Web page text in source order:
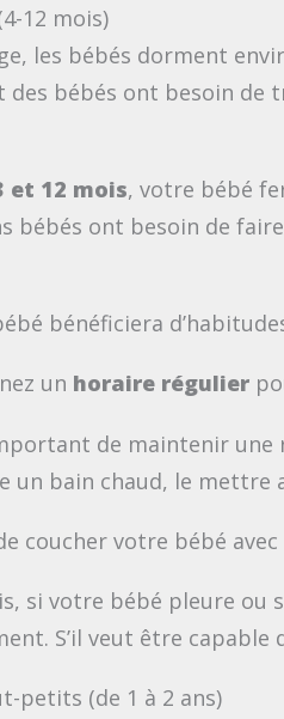
12 mois)
les bébés dorment
des bébés ont besoin de
et 12 mois, votre bébé
bébés ont besoin de
bénéficiera
un horaire régulier
de maintenir une
un bain chaud, le mettre
coucher votre bébé
si votre bébé pleure ou
S’il veut être
petits (de 1 à 2 ans)